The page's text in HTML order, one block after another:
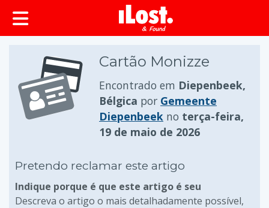
conteúdo principal
Cartão Monizze
Encontrado em Diepenbeek,
Bélgica por Gemeente
Diepenbeek no terça-feira,
19 de maio de 2026
Pretendo reclamar este artigo
Indique porque é que este artigo é seu
Descreva o artigo o mais detalhadamente possível,